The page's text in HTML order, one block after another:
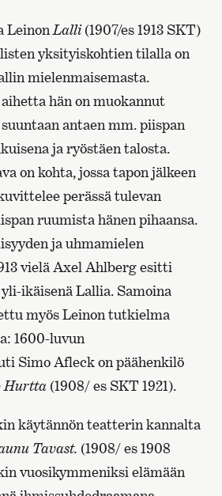
Leinon Lalli(1907/es 1913 SKT)
yksityiskohtien tilalla on
mielenmaisemasta.
hän on muokannut
antaen mm. piispan
ja ryöstäen talosta.
on kohta, jossa tapon jälkeen
perässä tulevan
ruumista hänen pihaansa.
ja uhmamielen
vielä Axel Ahlberg esitti
ikäisenä Lallia. Samoina
myös Leinon tutkielma
1600-luvun
Simo Afleck on päähenkilö
Hurtta(1908/ es SKT 1921).
käytännön teatterin kannalta
Tavast. (1908/ es 1908
vuosikymmeniksi elämään